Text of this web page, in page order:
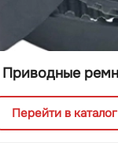
Приводные
Перейти в каталог